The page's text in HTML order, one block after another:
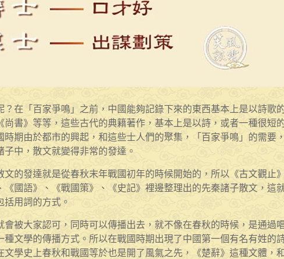
？在「百家爭鳴」之前，中國能夠記錄下來的東西基本上是以詩歌
書》等等，這些古代的典籍著作，基本上是以詩，或者一種很短
期由於都市的興起，和這些士人們的聚集，「百家爭鳴」的需要，
中，散文就變得非常的發達。
的發達就是從春秋末年戰國初年的時候開始的，所以《古文觀止》
國語》、《戰國策》、《史記》裡邊整理出的先秦諸子散文，這
用詞的方式。
被大家認可，同時可以傳播出去，就不像在春秋的時候，是通過
文學的傳播方式。所以在戰國時期出現了中國第一個有名有姓的
學史上春秋和戰國等於也是開了風氣之先，《楚辭》這種文體，